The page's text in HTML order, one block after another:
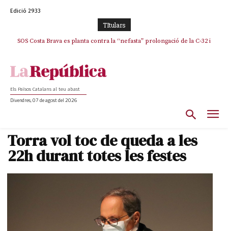
Edició 2933
TItulars
SOS Costa Brava es planta contra la “nefasta” prolongació de la C-32 i
Els Països Catalans al teu abast
Divendres, 07 de agost del 2026
Torra vol toc de queda a les
22h durant totes les festes